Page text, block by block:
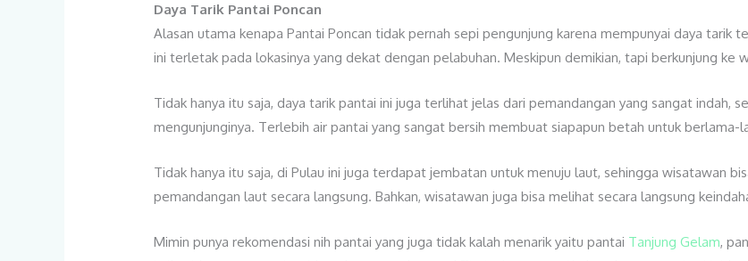
Daya Tarik Pantai Poncan
Alasan utama kenapa Pantai Poncan tidak pernah sepi pengunjung karena mempunyai daya tarik
ini terletak pada lokasinya yang dekat dengan pelabuhan. Meskipun demikian, tapi berkunjung ke
Tidak hanya itu saja, daya tarik pantai ini juga terlihat jelas dari pemandangan yang sangat indah,
mengunjunginya. Terlebih air pantai yang sangat bersih membuat siapapun betah untuk berlama-
Tidak hanya itu saja, di Pulau ini juga terdapat jembatan untuk menuju laut, sehingga wisatawan
pemandangan laut secara langsung. Bahkan, wisatawan juga bisa melihat secara langsung
Mimin punya rekomendasi nih pantai yang juga tidak kalah menarik yaitu pantai Tanjung Gelam,